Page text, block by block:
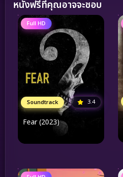
หนังฟรีที่คุณอาจจะชอบ
Full HD
Soundtrack 3.4
Fear (2023)